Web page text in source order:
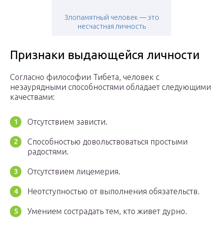
Злопамятный человек — это
несчастная личность
Признаки выдающейся личности
Согласно философии Тибета, человек с
незаурядными способностями обладает следующими
качествами:
Отсутствием зависти.
Способностью довольствоваться простыми
радостями.
Отсутствием лицемерия.
Неотступностью от выполнения обязательств.
Умением сострадать тем, кто живет дурно.